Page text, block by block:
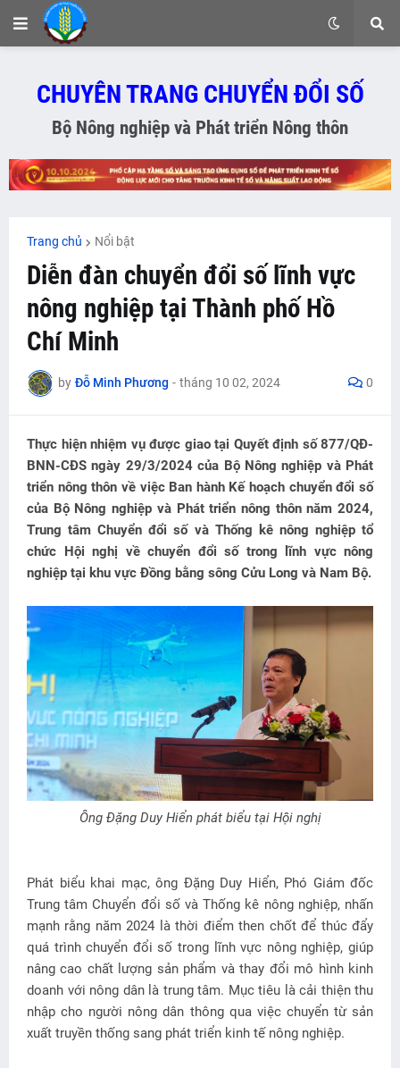
CHUYÊN TRANG CHUYỂN ĐỔI SỐ
Bộ Nông nghiệp và Phát triển Nông thôn
Trang chủ Nổi bật
Diễn đàn chuyển đổi số lĩnh vực
nông nghiệp tại Thành phố Hồ
Chí Minh
by Đỗ Minh Phương - tháng 10 02, 2024 0
Thực hiện nhiệm vụ được giao tại Quyết định số 877/QĐ-
BNN-CĐS ngày 29/3/2024 của Bộ Nông nghiệp và Phát
triển nông thôn về việc Ban hành Kế hoạch chuyển đổi số
của Bộ Nông nghiệp và Phát triển nông thôn năm 2024,
Trung tâm Chuyển đổi số và Thống kê nông nghiệp tổ
chức Hội nghị về chuyển đổi số trong lĩnh vực nông
nghiệp tại khu vực Đồng bằng sông Cửu Long và Nam Bộ.
Ông Đặng Duy Hiển phát biểu tại Hội nghị
Phát biểu khai mạc, ông Đặng Duy Hiển, Phó Giám đốc
Trung tâm Chuyển đổi số và Thống kê nông nghiệp, nhấn
mạnh rằng năm 2024 là thời điểm then chốt để thúc đẩy
quá trình chuyển đổi số trong lĩnh vực nông nghiệp, giúp
nâng cao chất lượng sản phẩm và thay đổi mô hình kinh
doanh với nông dân là trung tâm. Mục tiêu là cải thiện thu
nhập cho người nông dân thông qua việc chuyển từ sản
xuất truyền thống sang phát triển kinh tế nông nghiệp.